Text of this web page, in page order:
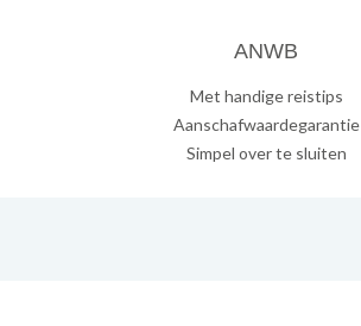
ANWB
Met handige reistips
Aanschafwaardegarantie
Simpel over te sluiten